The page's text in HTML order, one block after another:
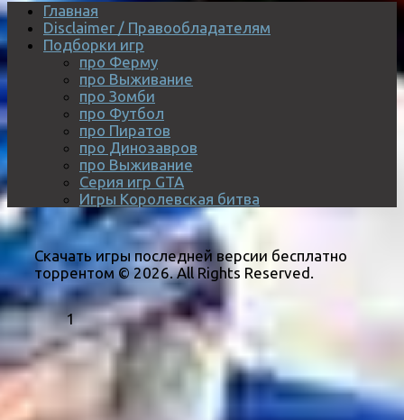
Главная
Disclaimer / Правообладателям
Подборки игр
про Ферму
про Выживание
про Зомби
про Футбол
про Пиратов
про Динозавров
про Выживание
Серия игр GTA
Игры Королевская битва
Скачать игры последней версии бесплатно
торрентом © 2026. All Rights Reserved.
1